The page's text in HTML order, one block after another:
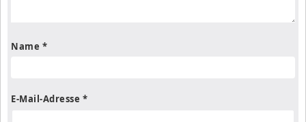
Name *
E-Mail-Adresse *